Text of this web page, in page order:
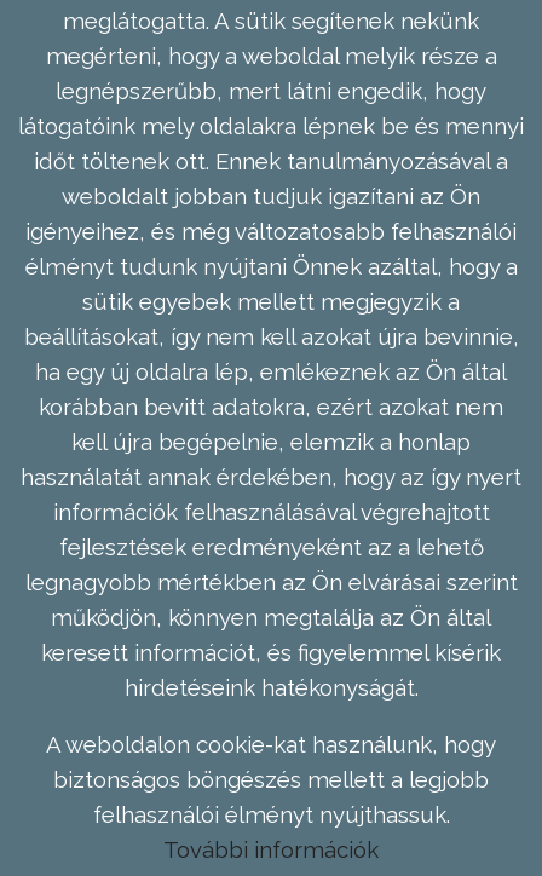
meglátogatta. A sütik segítenek nekünk
megérteni, hogy a weboldal melyik része a
legnépszerűbb, mert látni engedik, hogy
látogatóink mely oldalakra lépnek be és mennyi
időt töltenek ott. Ennek tanulmányozásával a
weboldalt jobban tudjuk igazítani az Ön
igényeihez, és még változatosabb felhasználói
élményt tudunk nyújtani Önnek azáltal, hogy a
sütik egyebek mellett megjegyzik a
beállításokat, így nem kell azokat újra bevinnie,
ha egy új oldalra lép, emlékeznek az Ön által
korábban bevitt adatokra, ezért azokat nem
kell újra begépelnie, elemzik a honlap
használatát annak érdekében, hogy az így nyert
információk felhasználásával végrehajtott
fejlesztések eredményeként az a lehető
legnagyobb mértékben az Ön elvárásai szerint
működjön, könnyen megtalálja az Ön által
keresett információt, és figyelemmel kísérik
hirdetéseink hatékonyságát.
A weboldalon cookie-kat használunk, hogy
biztonságos böngészés mellett a legjobb
felhasználói élményt nyújthassuk.
További információk